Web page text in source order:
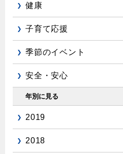
健康
子育て応援
季節のイベント
安全・安心
年別に見る
2019
2018